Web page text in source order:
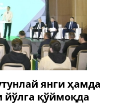
янги ҳамда
қўймоқда